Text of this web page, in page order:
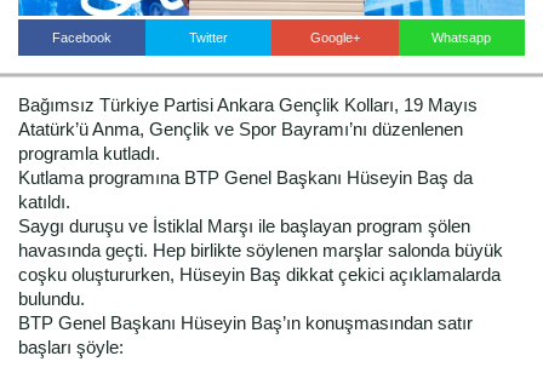
Facebook Twitter Google+ Whatsapp
Bağımsız Türkiye Partisi Ankara Gençlik Kolları, 19 Mayıs
Atatürk’ü Anma, Gençlik ve Spor Bayramı’nı düzenlenen
programla kutladı.
Kutlama programına BTP Genel Başkanı Hüseyin Baş da
katıldı.
Saygı duruşu ve İstiklal Marşı ile başlayan program şölen
havasında geçti. Hep birlikte söylenen marşlar salonda büyük
coşku oluştururken, Hüseyin Baş dikkat çekici açıklamalarda
bulundu.
BTP Genel Başkanı Hüseyin Baş’ın konuşmasından satır
başları şöyle:
Haberin Doğru Adresi.